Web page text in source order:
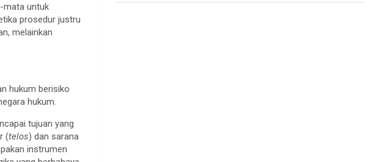
mata untuk
prosedur justru
melainkan
hukum berisiko
hukum.
tujuan yang
(telos) dan sarana
instrumen